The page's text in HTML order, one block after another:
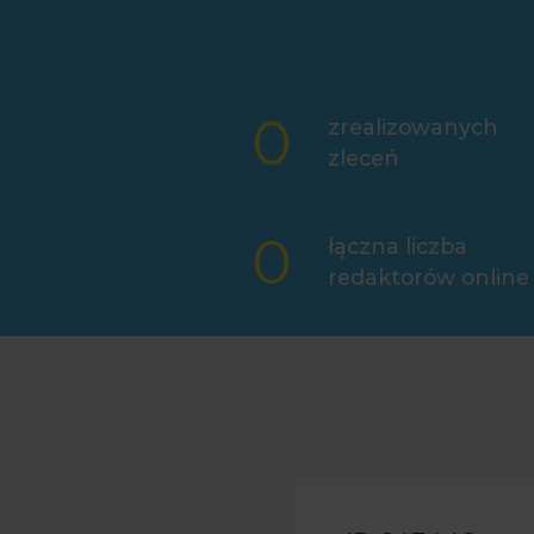
0
zrealizowanych
zleceń
0
łączna liczba
redaktorów online